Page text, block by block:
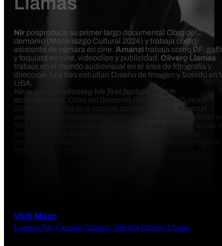
Nir posproduce su primer largo documental Obra del
demonio (Mecenazgo Cultural 2024) y trabaja como
asistente de cámara en cine. Amanzi trabaja como DF,
y foquista en cine, videoclips y publicidad. Olivero Llamas
trabaja en el mundo audiovisual en el área de fotografía y
dirección. Los tres estudian Diseño de Imagen y Sonido en
UBA.
Nir is post-producing his first feature-length
documentary, Obra del demonio (Mecenazgo Cultural
2024), and works as a camera assistant in film.
Amanzi
works as a director of photography, gaffer, and focus puller in
Vlidi Mazo
Lorenzo Nir, Facundo Amanzi, Valentín Olivero Llamas